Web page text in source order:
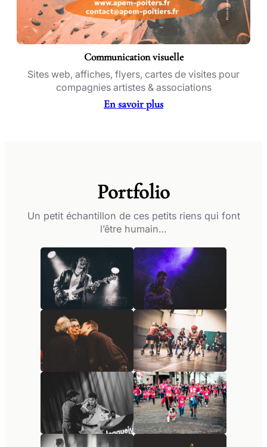
Communication visuelle
Sites web, affiches, flyers, cartes de visites pour
compagnies artistes & associations
En savoir plus
Portfolio
Un petit échantillon de ces petits riens qui font
l’être humain…